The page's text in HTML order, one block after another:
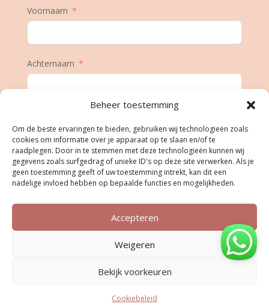
Beheer toestemming
Om de beste ervaringen te bieden, gebruiken wij technologieën zoals
cookies om informatie over je apparaat op te slaan en/of te
raadplegen. Door in te stemmen met deze technologieën kunnen wij
gegevens zoals surfgedrag of unieke ID's op deze site verwerken. Als je
geen toestemming geeft of uw toestemming intrekt, kan dit een
nadelige invloed hebben op bepaalde functies en mogelijkheden.
Accepteren
Weigeren
Bekijk voorkeuren
Cookiebeleid
Voornaam
Achternaam
Geboortedatum
Inschrijven